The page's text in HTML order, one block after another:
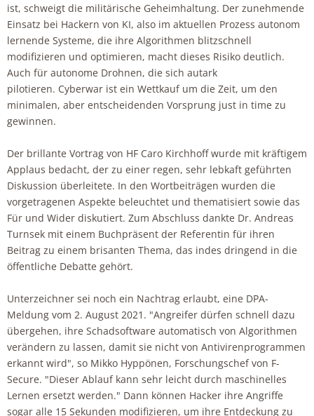
ist, schweigt die militärische Geheimhaltung. Der zunehmende
Einsatz bei Hackern von KI, also im aktuellen Prozess autonom
lernende Systeme, die ihre Algorithmen blitzschnell
modifizieren und optimieren, macht dieses Risiko deutlich.
Auch für autonome Drohnen, die sich autark
pilotieren. Cyberwar ist ein Wettkauf um die Zeit, um den
minimalen, aber entscheidenden Vorsprung just in time zu
gewinnen.
Der brillante Vortrag von HF Caro Kirchhoff wurde mit kräftigem
Applaus bedacht, der zu einer regen, sehr lebkaft geführten
Diskussion überleitete. In den Wortbeiträgen wurden die
vorgetragenen Aspekte beleuchtet und thematisiert sowie das
Für und Wider diskutiert. Zum Abschluss dankte Dr. Andreas
Turnsek mit einem Buchpräsent der Referentin für ihren
Beitrag zu einem brisanten Thema, das indes dringend in die
öffentliche Debatte gehört.
Unterzeichner sei noch ein Nachtrag erlaubt, eine DPA-
Meldung vom 2. August 2021. "Angreifer dürfen schnell dazu
übergehen, ihre Schadsoftware automatisch von Algorithmen
verändern zu lassen, damit sie nicht von Antivirenprogrammen
erkannt wird", so Mikko Hyppönen, Forschungschef von F-
Secure. "Dieser Ablauf kann sehr leicht durch maschinelles
Lernen ersetzt werden." Dann können Hacker ihre Angriffe
sogar alle 15 Sekunden modifizieren, um ihre Entdeckung zu